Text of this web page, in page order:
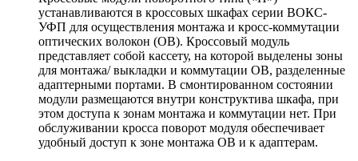
устанавливаются в кроссовых шкафах серии ВОКС-
УФП для осуществления монтажа и кросс-коммутации
оптических волокон (ОВ). Кроссовый модуль
представляет собой кассету, на которой выделены зоны
для монтажа/ выкладки и коммутации ОВ, разделенные
адаптерными портами. В смонтированном состоянии
модули размещаются внутри конструктива шкафа, при
этом доступа к зонам монтажа и коммутации нет. При
обслуживании кросса поворот модуля обеспечивает
удобный доступ к зоне монтажа ОВ и к адаптерам.